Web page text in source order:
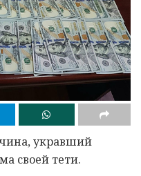
укравший
своей тети.